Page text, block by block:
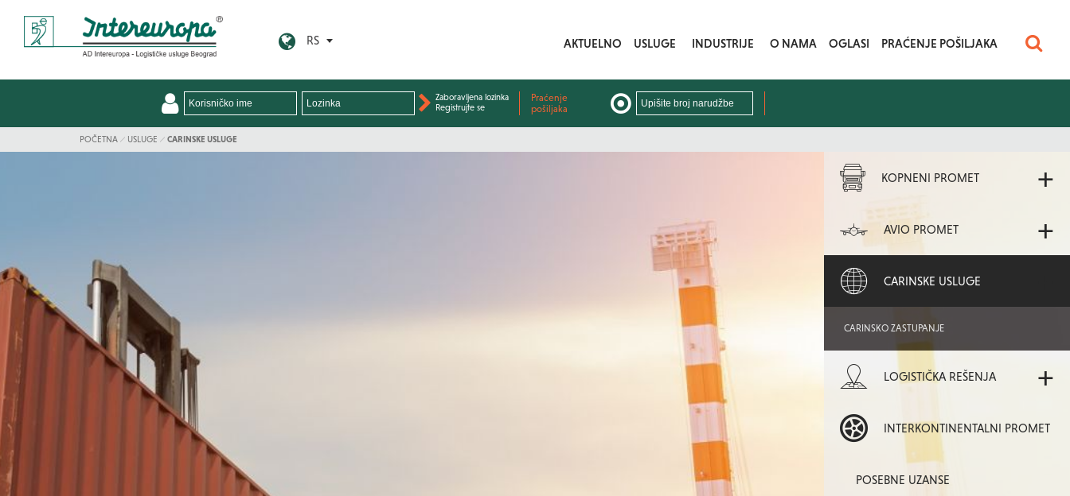
RS AKTUELNO USLUGE INDUSTRIJE O NAMA OGLASI PRAĆENJE POŠILJAKA
Zaboravljena lozinka
Registrujte se
Praćenje
pošiljaka
POČETNA USLUGE CARINSKE USLUGE
KOPNENI PROMET +
AVIO PROMET +
CARINSKE USLUGE
CARINSKO ZASTUPANJE
LOGISTIČKA REŠENJA +
INTERKONTINENTALNI PROMET
POSEBNE UZANSE